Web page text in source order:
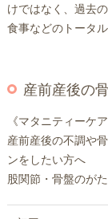
けではなく、過去
食事などのトータ
産前産後の
《マタニティーケア
産前産後の不調や
ンをしたい方へ
股関節・骨盤のが